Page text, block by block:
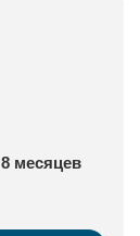
месяцев